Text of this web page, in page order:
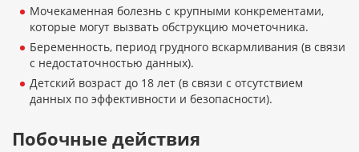
Мочекаменная болезнь с крупными конкрементами,
которые могут вызвать обструкцию мочеточника.
Беременность, период грудного вскармливания (в связи
с недостаточностью данных).
Детский возраст до 18 лет (в связи с отсутствием
данных по эффективности и безопасности).
Побочные действия